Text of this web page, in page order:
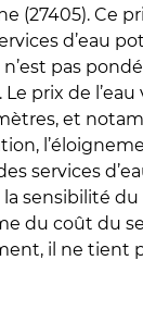
(27405). Ce
d’eau
pas
prix de
et
services
la sensibilité
du coût du
il ne tient